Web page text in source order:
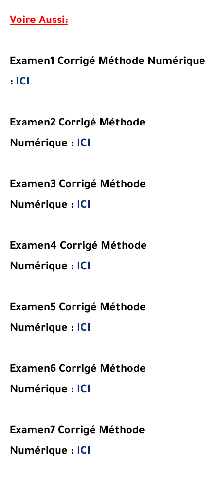
Voire Aussi:
Examen1 Corrigé Méthode Numérique
: ICI
Examen2 Corrigé Méthode
Numérique : ICI
Examen3 Corrigé Méthode
Numérique : ICI
Examen4 Corrigé Méthode
Numérique : ICI
Examen5 Corrigé Méthode
Numérique : ICI
Examen6 Corrigé Méthode
Numérique : ICI
Examen7 Corrigé Méthode
Numérique : ICI